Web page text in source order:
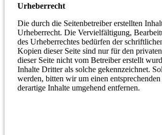
Urheberrecht
Die durch die Seitenbetreiber erstellten
Urheberrecht. Die Vervielfältigung,
des Urheberrechtes bedürfen der
Kopien dieser Seite sind nur für den
dieser Seite nicht vom Betreiber erstellt
Inhalte Dritter als solche gekennzeichnet.
werden, bitten wir um einen
derartige Inhalte umgehend entfernen.